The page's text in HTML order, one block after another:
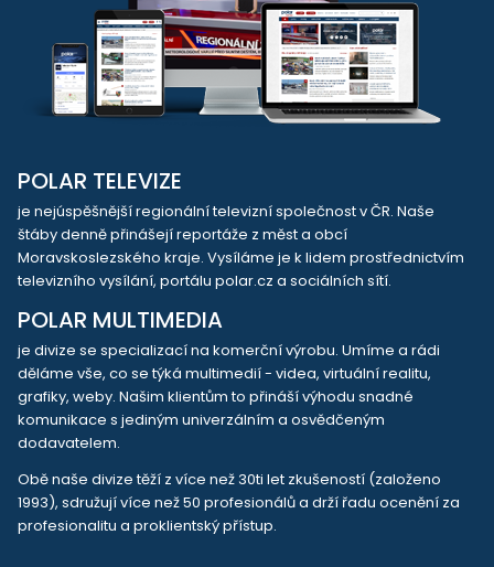
POLAR TELEVIZE
je nejúspěšnější regionální televizní společnost v ČR. Naše
štáby denně přinášejí reportáže z měst a obcí
Moravskoslezského kraje. Vysíláme je k lidem prostřednictvím
televizního vysílání, portálu polar.cz a sociálních sítí.
POLAR MULTIMEDIA
je divize se specializací na komerční výrobu. Umíme a rádi
děláme vše, co se týká multimedií - videa, virtuální realitu,
grafiky, weby. Našim klientům to přináší výhodu snadné
komunikace s jediným univerzálním a osvědčeným
dodavatelem.
Obě naše divize těží z více než 30ti let zkušeností (založeno
1993), sdružují více než 50 profesionálů a drží řadu ocenění za
profesionalitu a proklientský přístup.